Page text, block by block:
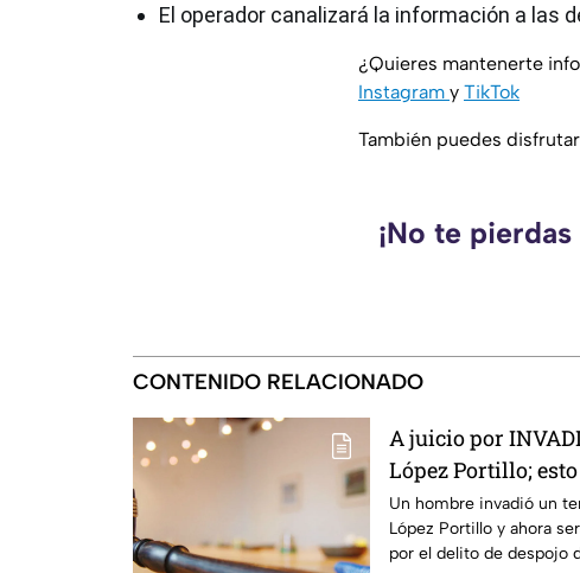
El operador canalizará la información a las
¿Quieres mantenerte
Instagram y TikTok
También puedes
¡No te
CONTENIDO RELACIONADO
A juicio por
López Portillo; esto
Un hombre invadió un
López Portillo y ahora
por el delito de despojo